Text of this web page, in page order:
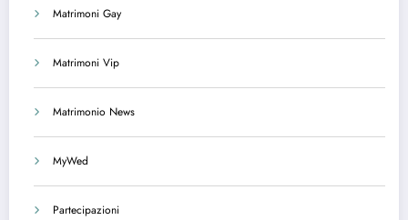
Matrimoni Gay
Matrimoni Vip
Matrimonio News
MyWed
Partecipazioni